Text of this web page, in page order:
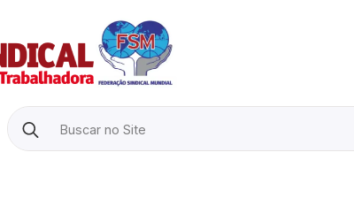
Search
for: